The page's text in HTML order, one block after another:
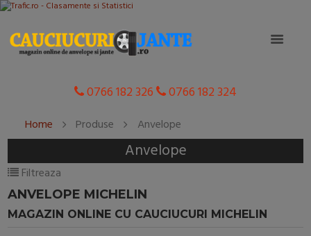
0766 182 326 0766 182 324
Home Produse Anvelope
Anvelope
Filtreaza
ANVELOPE MICHELIN
MAGAZIN ONLINE CU CAUCIUCURI MICHELIN